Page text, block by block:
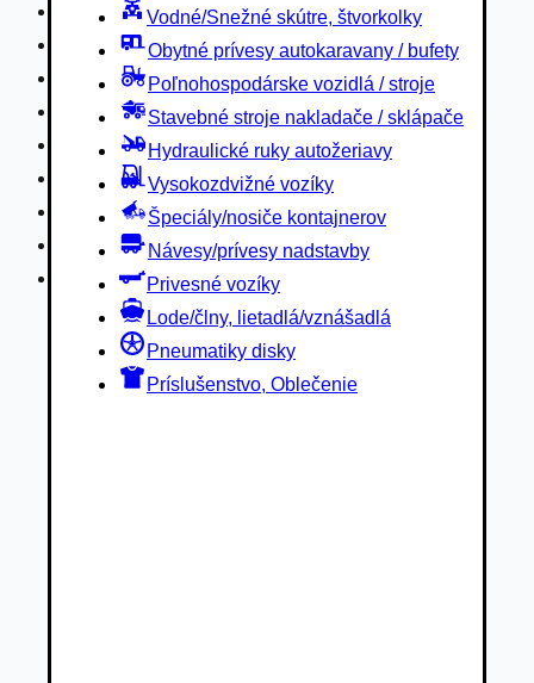
Vodné/Snežné skútre, štvorkolky
Obytné prívesy autokaravany / bufety
Poľnohospodárske vozidlá / stroje
Stavebné stroje nakladače / sklápače
Hydraulické ruky autožeriavy
Vysokozdvižné vozíky
Špeciály/nosiče kontajnerov
Návesy/prívesy nadstavby
Privesné vozíky
Lode/člny, lietadlá/vznášadlá
Pneumatiky disky
Príslušenstvo, Oblečenie
Stavebné stroje nakladače / sklápače
Hydraulické ruky autožeriavy
Vysokozdvižné vozíky
Špeciály/nosiče kontajnerov
Návesy/prívesy nadstavby
Privesné vozíky
Lode/člny, lietadlá/vznášadlá
Pneumatiky disky
Príslušenstvo, Oblečenie